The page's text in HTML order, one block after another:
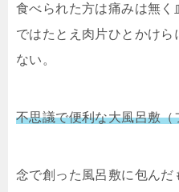
食べられた方は痛みは無く
ではたとえ肉片ひとかけら
ない。
不思議で便利な大風呂敷
念で創った風呂敷に包ん